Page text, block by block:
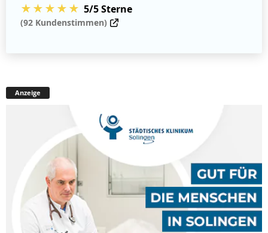
★★★★★ 5/5 Sterne
(92 Kundenstimmen)
Anzeige